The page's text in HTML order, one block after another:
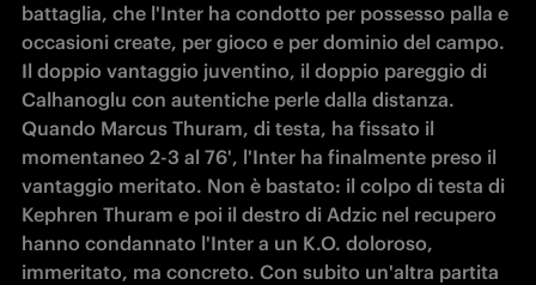
battaglia, che l'Inter ha condotto per possesso palla e
occasioni create, per gioco e per dominio del campo.
Il doppio vantaggio juventino, il doppio pareggio di
Calhanoglu con autentiche perle dalla distanza.
Quando Marcus Thuram, di testa, ha fissato il
momentaneo 2-3 al 76', l'Inter ha finalmente preso il
vantaggio meritato. Non è bastato: il colpo di testa di
Kephren Thuram e poi il destro di Adzic nel recupero
hanno condannato l'Inter a un K.O. doloroso,
immeritato, ma concreto. Con subito un'altra partita